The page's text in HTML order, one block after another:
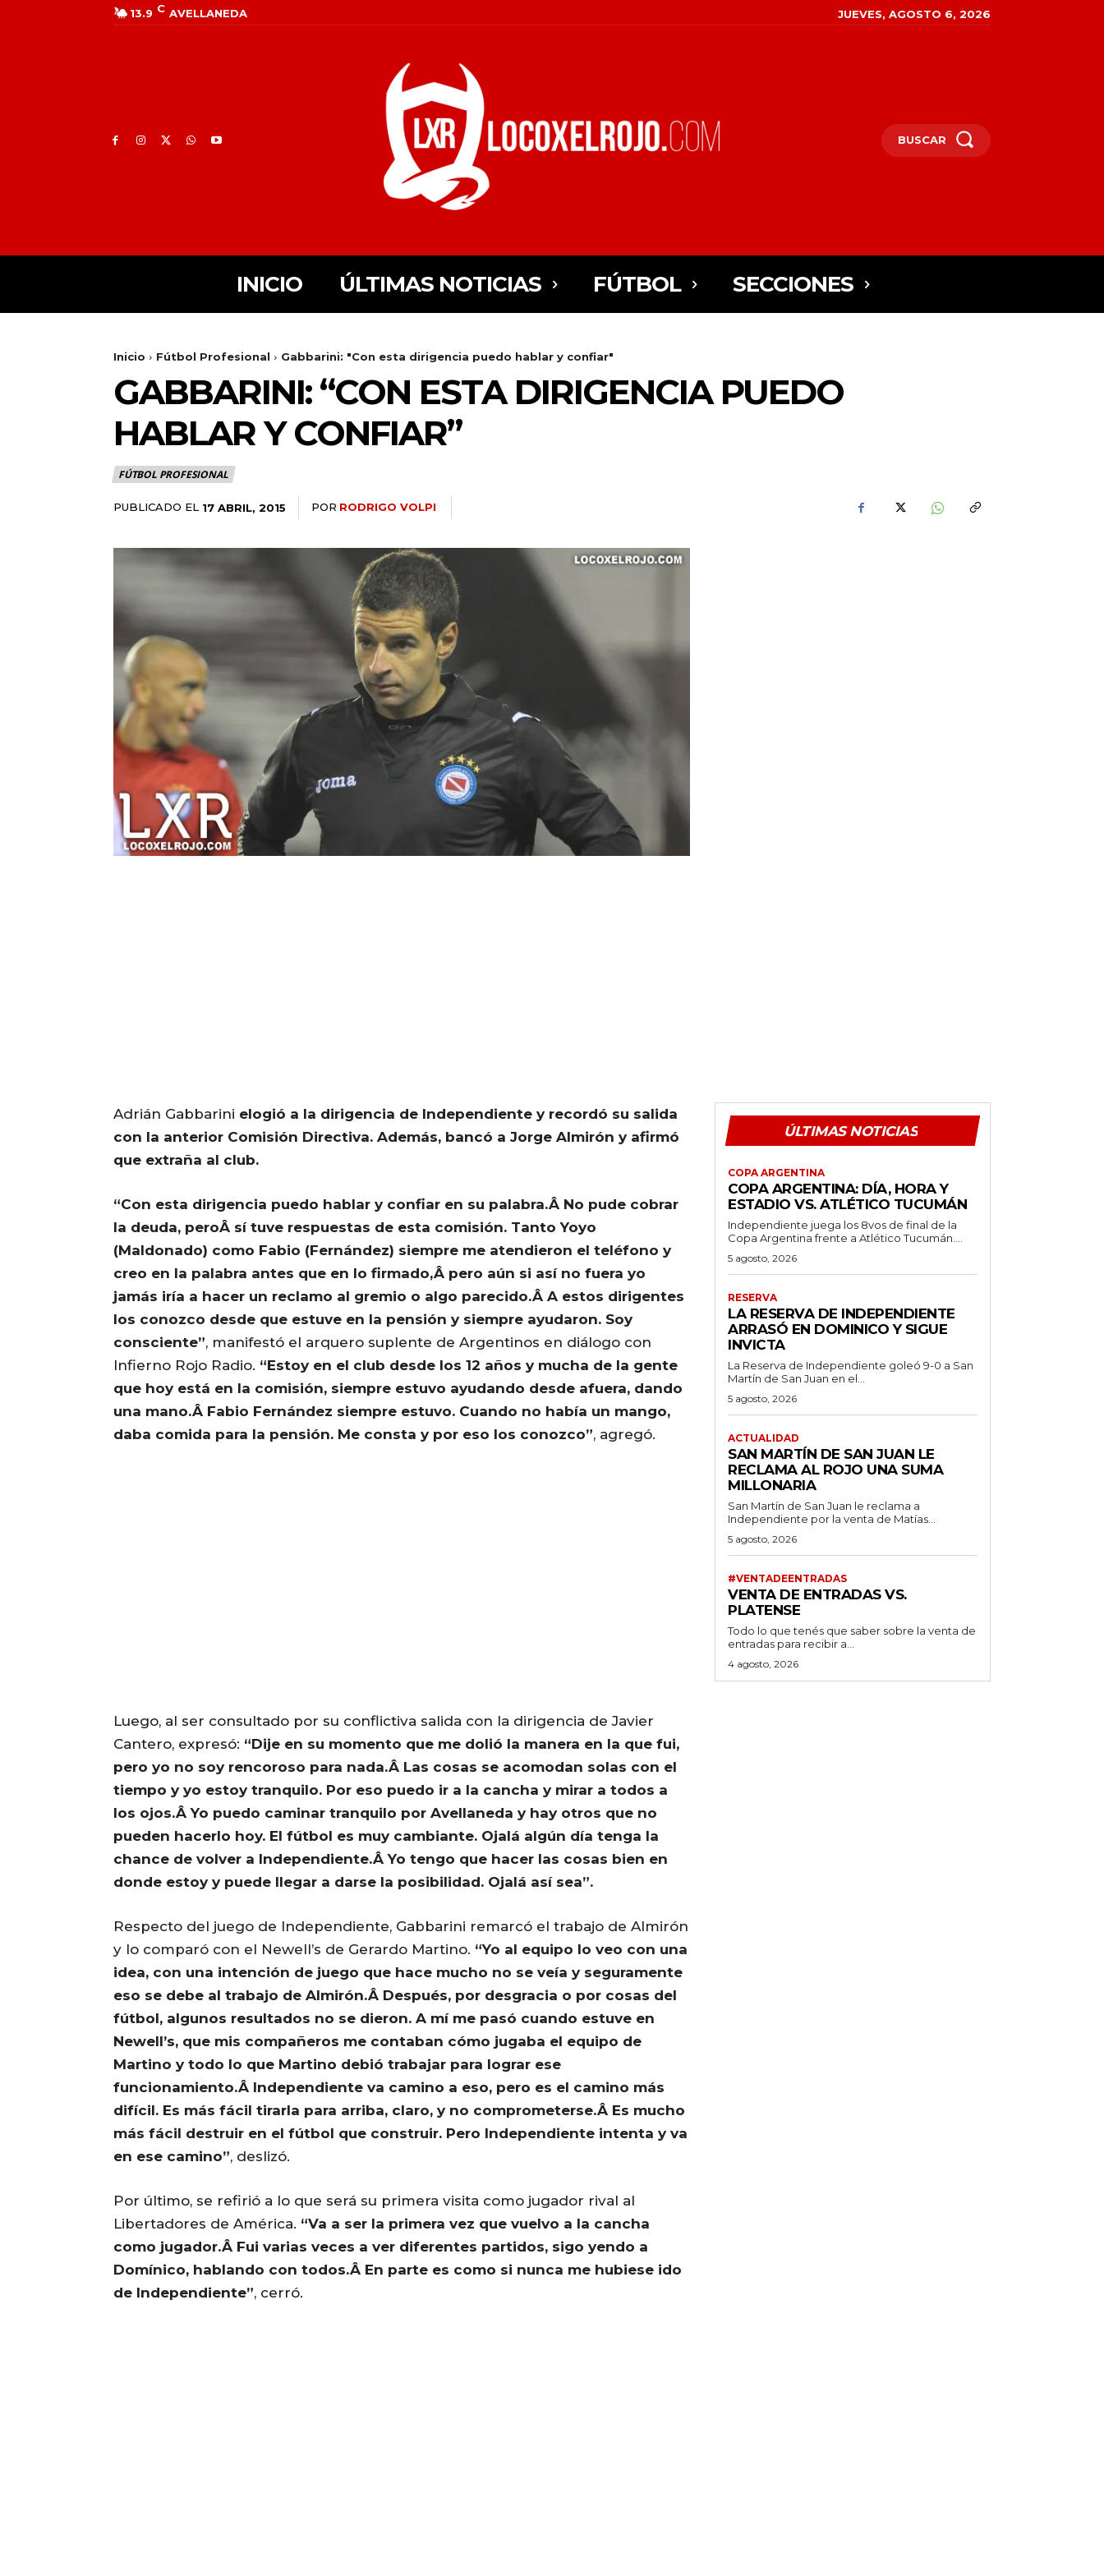
13.9 C AVELLANEDA JUEVES, AGOSTO 6, 2026
BUSCAR
INICIO ÚLTIMAS NOTICIAS FÚTBOL SECCIONES
Inicio Fútbol Profesional Gabbarini: "Con esta dirigencia puedo hablar y confiar"
GABBARINI: “CON ESTA DIRIGENCIA PUEDO
HABLAR Y CONFIAR”
FÚTBOL PROFESIONAL
PUBLICADO EL 17 ABRIL, 2015 POR RODRIGO VOLPI
Adrián Gabbarini elogió a la dirigencia de Independiente y recordó su salida
con la anterior Comisión Directiva. Además, bancó a Jorge Almirón y afirmó
que extraña al club.
“Con esta dirigencia puedo hablar y confiar en su palabra.Â No pude cobrar
la deuda, peroÂ sí tuve respuestas de esta comisión. Tanto Yoyo
(Maldonado) como Fabio (Fernández) siempre me atendieron el teléfono y
creo en la palabra antes que en lo firmado,Â pero aún si así no fuera yo
jamás iría a hacer un reclamo al gremio o algo parecido.Â A estos dirigentes
los conozco desde que estuve en la pensión y siempre ayudaron. Soy
consciente”, manifestó el arquero suplente de Argentinos en diálogo con
Infierno Rojo Radio. “Estoy en el club desde los 12 años y mucha de la gente
que hoy está en la comisión, siempre estuvo ayudando desde afuera, dando
una mano.Â Fabio Fernández siempre estuvo. Cuando no había un mango,
daba comida para la pensión. Me consta y por eso los conozco”, agregó.
Luego, al ser consultado por su conflictiva salida con la dirigencia de Javier
Cantero, expresó: “Dije en su momento que me dolió la manera en la que fui,
pero yo no soy rencoroso para nada.Â Las cosas se acomodan solas con el
tiempo y yo estoy tranquilo. Por eso puedo ir a la cancha y mirar a todos a
los ojos.Â Yo puedo caminar tranquilo por Avellaneda y hay otros que no
pueden hacerlo hoy. El fútbol es muy cambiante. Ojalá algún día tenga la
chance de volver a Independiente.Â Yo tengo que hacer las cosas bien en
donde estoy y puede llegar a darse la posibilidad. Ojalá así sea”.
Respecto del juego de Independiente, Gabbarini remarcó el trabajo de Almirón
y lo comparó con el Newell’s de Gerardo Martino. “Yo al equipo lo veo con una
idea, con una intención de juego que hace mucho no se veía y seguramente
eso se debe al trabajo de Almirón.Â Después, por desgracia o por cosas del
fútbol, algunos resultados no se dieron. A mí me pasó cuando estuve en
Newell’s, que mis compañeros me contaban cómo jugaba el equipo de
Martino y todo lo que Martino debió trabajar para lograr ese
funcionamiento.Â Independiente va camino a eso, pero es el camino más
difícil. Es más fácil tirarla para arriba, claro, y no comprometerse.Â Es mucho
más fácil destruir en el fútbol que construir. Pero Independiente intenta y va
en ese camino”, deslizó.
Por último, se refirió a lo que será su primera visita como jugador rival al
Libertadores de América. “Va a ser la primera vez que vuelvo a la cancha
como jugador.Â Fui varias veces a ver diferentes partidos, sigo yendo a
Domínico, hablando con todos.Â En parte es como si nunca me hubiese ido
de Independiente”, cerró.
ÚLTIMAS NOTICIAS
COPA ARGENTINA
COPA ARGENTINA: DÍA, HORA Y
ESTADIO VS. ATLÉTICO TUCUMÁN
Independiente juega los 8vos de final de la
Copa Argentina frente a Atlético Tucumán....
5 agosto, 2026
RESERVA
LA RESERVA DE INDEPENDIENTE
ARRASÓ EN DOMINICO Y SIGUE
INVICTA
La Reserva de Independiente goleó 9-0 a San
Martín de San Juan en el...
5 agosto, 2026
ACTUALIDAD
SAN MARTÍN DE SAN JUAN LE
RECLAMA AL ROJO UNA SUMA
MILLONARIA
San Martín de San Juan le reclama a
Independiente por la venta de Matías...
5 agosto, 2026
#VENTADEENTRADAS
VENTA DE ENTRADAS VS.
PLATENSE
Todo lo que tenés que saber sobre la venta de
entradas para recibir a...
4 agosto, 2026